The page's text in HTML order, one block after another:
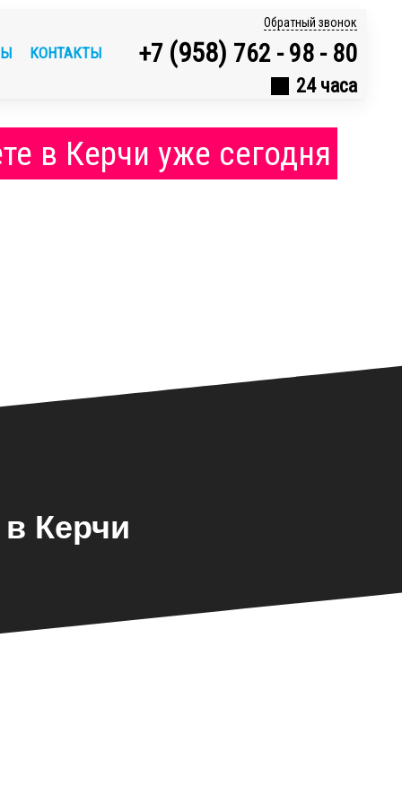
Обратный звонок
+7 (958) 762 - 98 - 80
24 часа
КОНТАКТЫ
в Керчи уже сегодня
Керчи